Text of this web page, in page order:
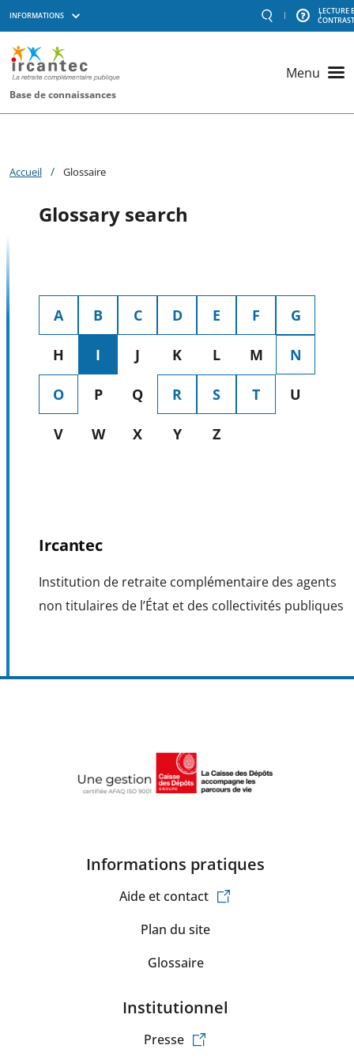
Aller au contenu principal
INFORMATIONS
Menu
RECHERCHE
| AIDE|
LECTURE
Base de connaissances
Menu
Accueil Glossaire
Glossary search
A B C D E F G
H I
(ACTIVE
LETTER)
J K L M N
O P Q R S T U
V W X Y Z
Ircantec
Institution de retraite complémentaire des agents
non titulaires de l’État et des collectivités publiques
Informations pratiques
Aide et contact
Plan du site
Glossaire
Institutionnel
Presse